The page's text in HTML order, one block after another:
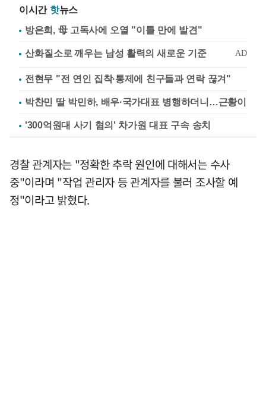
이시간 핫뉴스
방은희, 母 고독사에 오열 "이틀 만에 발견"
전현무 "전 연인 집착·통제에 친구들과 연락 끊겨"
박찬민 딸 박민하, 배우·국가대표 병행하더니…근황이
'300억원대 사기 혐의' 차가원 대표 구속 송치
경찰 관계자는 "정확한 추락 원인에 대해서는 수사
중"이라며 "작업 관리자 등 관계자를 불러 조사할 예
정"이라고 밝혔다.